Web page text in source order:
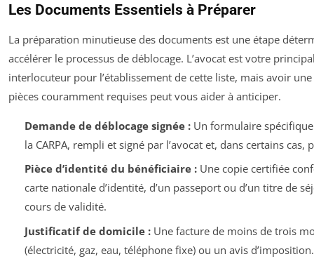
Les Documents Essentiels à Préparer
La préparation minutieuse des documents est une étape
accélérer le processus de déblocage. L’avocat est votre
interlocuteur pour l’établissement de cette liste, mais avoir
pièces couramment requises peut vous aider à anticiper.
Demande de déblocage signée :Un formulaire
la CARPA, rempli et signé par l’avocat et, dans certains cas,
Pièce d’identité du bénéficiaire :Une copie certifiée
carte nationale d’identité, d’un passeport ou d’un titre de
cours de validité.
Justificatif de domicile :Une facture de moins de trois
(électricité, gaz, eau, téléphone fixe) ou un avis d’imposition.